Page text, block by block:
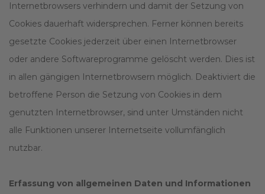
Internetbrowsers verhindern und damit der Setzung von
Cookies dauerhaft widersprechen. Ferner können bereits
gesetzte Cookies jederzeit über einen Internetbrowser
oder andere Softwareprogramme gelöscht werden. Dies ist
in allen gängigen Internetbrowsern möglich. Deaktiviert die
betroffene Person die Setzung von Cookies in dem
genutzten Internetbrowser, sind unter Umständen nicht
alle Funktionen unserer Internetseite vollumfänglich
nutzbar.
Erfassung von allgemeinen Daten und Informationen